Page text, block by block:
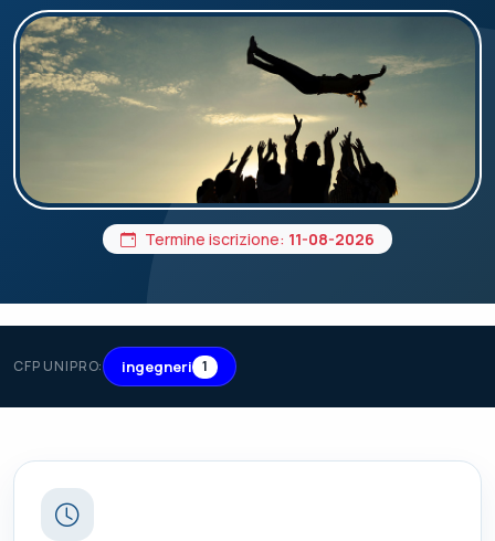
Termine iscrizione: 11-08-2026
CFP UNIPRO: ingegneri 1